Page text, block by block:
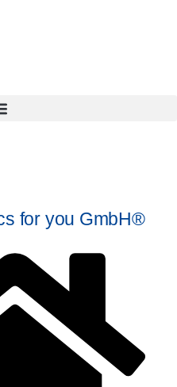
for you GmbH®